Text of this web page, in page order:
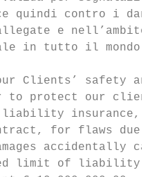
quindi contro i
e nell’ambito
in tutto il mondo
Clients’ safety and
to protect our
insurance,
for flaws due
accidentally
limit of liability